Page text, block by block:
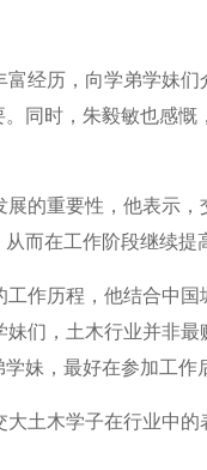
历，向学弟学妹们
同时，朱毅敏也感
重要性，他表示，
而在工作阶段继续提
历程，他结合中国
们，土木行业并非
妹，最好在参加工作
木学子在行业中的